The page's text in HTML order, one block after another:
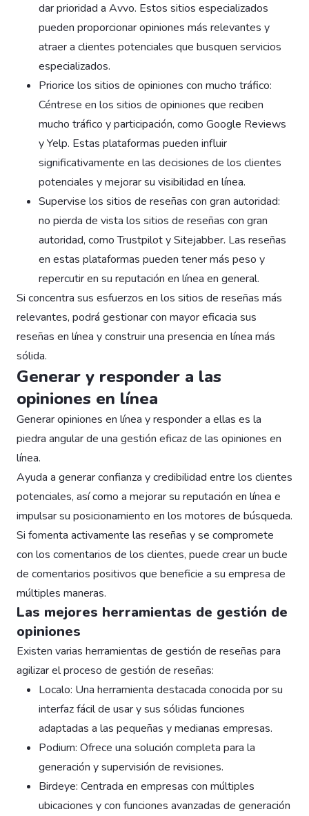
dar prioridad a Avvo. Estos sitios especializados
pueden proporcionar opiniones más relevantes y
atraer a clientes potenciales que busquen servicios
especializados.
Priorice los sitios de opiniones con mucho tráfico:
Céntrese en los sitios de opiniones que reciben
mucho tráfico y participación, como Google Reviews
y Yelp. Estas plataformas pueden influir
significativamente en las decisiones de los clientes
potenciales y mejorar su visibilidad en línea.
Supervise los sitios de reseñas con gran autoridad:
no pierda de vista los sitios de reseñas con gran
autoridad, como Trustpilot y Sitejabber. Las reseñas
en estas plataformas pueden tener más peso y
repercutir en su reputación en línea en general.
Si concentra sus esfuerzos en los sitios de reseñas más
relevantes, podrá gestionar con mayor eficacia sus
reseñas en línea y construir una presencia en línea más
sólida.
Generar y responder a las
opiniones en línea
Generar opiniones en línea y responder a ellas es la
piedra angular de una gestión eficaz de las opiniones en
línea.
Ayuda a generar confianza y credibilidad entre los clientes
potenciales, así como a mejorar su reputación en línea e
impulsar su posicionamiento en los motores de búsqueda.
Si fomenta activamente las reseñas y se compromete
con los comentarios de los clientes, puede crear un bucle
de comentarios positivos que beneficie a su empresa de
múltiples maneras.
Las mejores herramientas de gestión de
opiniones
Existen varias herramientas de gestión de reseñas para
agilizar el proceso de gestión de reseñas:
Localo: Una herramienta destacada conocida por su
interfaz fácil de usar y sus sólidas funciones
adaptadas a las pequeñas y medianas empresas.
Podium: Ofrece una solución completa para la
generación y supervisión de revisiones.
Birdeye: Centrada en empresas con múltiples
ubicaciones y con funciones avanzadas de generación